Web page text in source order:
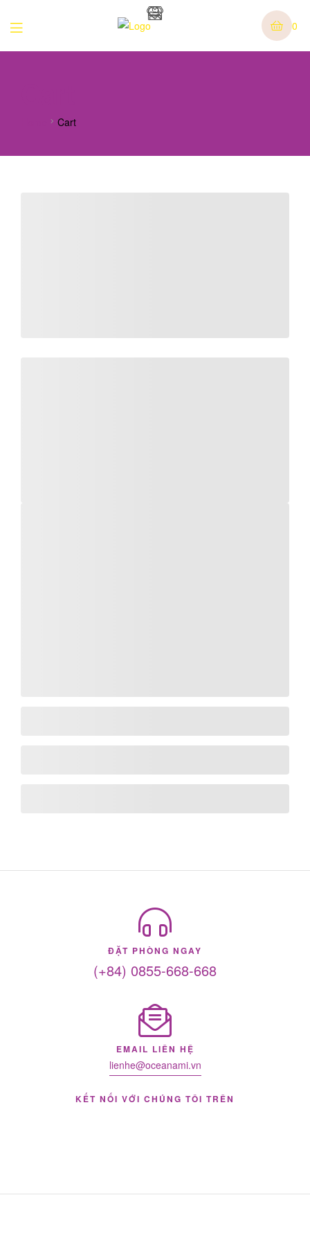
0
Cart
ĐẶT PHÒNG NGAY
(+84) 0855-668-668
EMAIL LIÊN HỆ
lienhe@oceanami.vn
KẾT NỐI VỚI CHÚNG TÔI TRÊN